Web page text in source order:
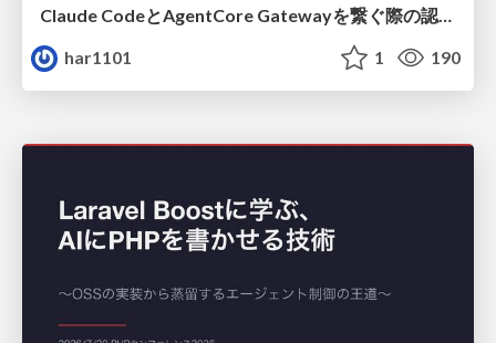
Claude CodeとAgentCore Gatewayを繋ぐ際の認証認可 / Authentication and authorization when connecting Claude Code with AgentCore Gateway
har1101
1 190